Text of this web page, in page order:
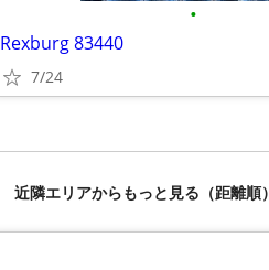
•
Rexburg 83440
7/24
近隣エリアからもっと見る（距離順）